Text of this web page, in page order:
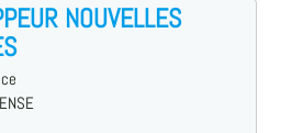
NOUVELLES